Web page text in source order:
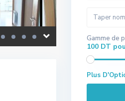
Gamme de
100 DT
Plus